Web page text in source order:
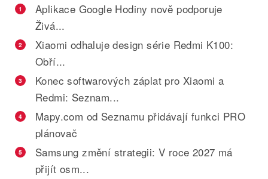
1
Aplikace Google Hodiny nově podporuje
Živá...
2
Xiaomi odhaluje design série Redmi K100:
Obří...
3
Konec softwarových záplat pro Xiaomi a
Redmi: Seznam...
4
Mapy.com od Seznamu přidávají funkci PRO
plánovač
5
Samsung změní strategii: V roce 2027 má
přijít osm...